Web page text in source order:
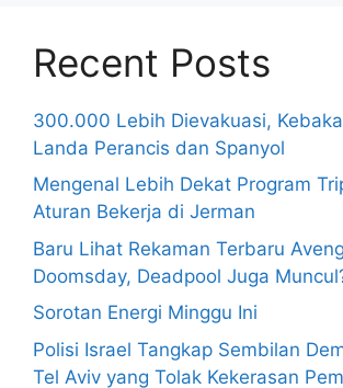
Recent Posts
300.000 Lebih Dievakuasi,
Landa Perancis dan Spanyol
Mengenal Lebih Dekat Program
Aturan Bekerja di Jerman
Baru Lihat Rekaman Terbaru
Doomsday, Deadpool Juga
Sorotan Energi Minggu Ini
Polisi Israel Tangkap Sembilan
Tel Aviv yang Tolak Kekerasan